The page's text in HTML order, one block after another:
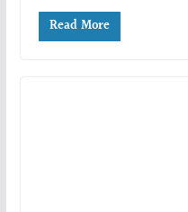
Read More